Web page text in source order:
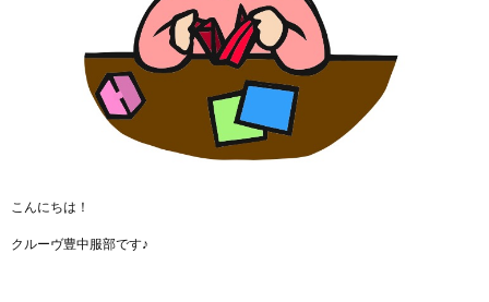
こんにちは！
クルーヴ豊中服部です♪